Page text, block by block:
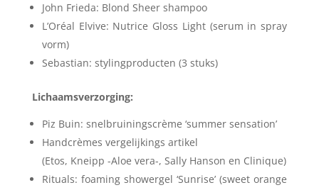
John Frieda: Blond Sheer shampoo
L’Oréal Elvive: Nutrice Gloss Light (serum in spray
vorm)
Sebastian: stylingproducten (3 stuks)
Lichaamsverzorging:
Piz Buin: snelbruiningscrème ‘summer sensation’
Handcrèmes vergelijkings artikel
(Etos, Kneipp -Aloe vera-, Sally Hanson en Clinique)
Rituals: foaming showergel ‘Sunrise’ (sweet orange